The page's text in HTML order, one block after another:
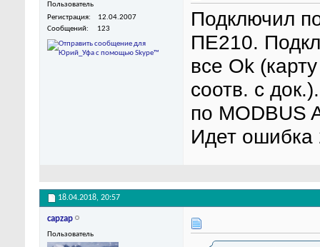
Пользователь
Регистрация
12.04.2007
Сообщений
123
Подключил
ПЕ210.
все Ok
соотв. с
по MODBUS
Идет ошибка
18.04.2018, 20:57
capzap
Пользователь